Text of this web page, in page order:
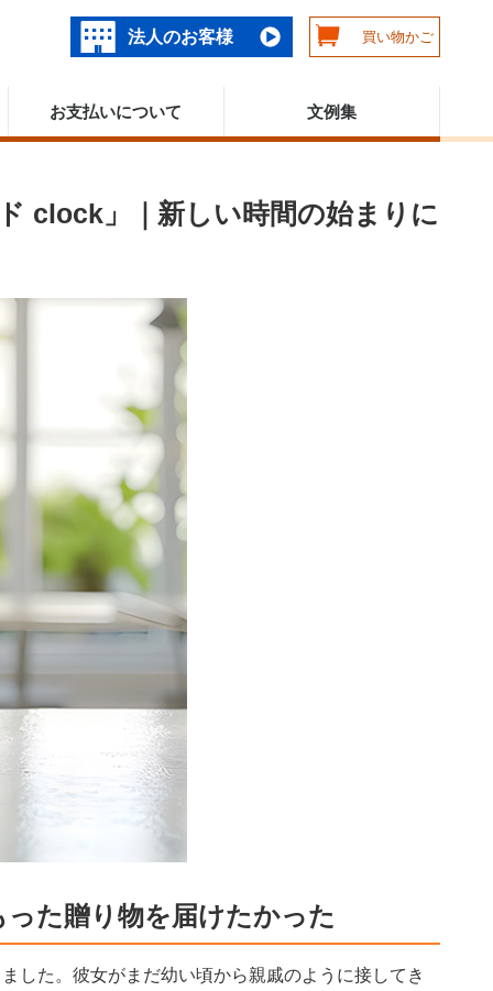
法人のお客様 買い物かご
お支払いについて 文例集
clock」｜新しい時間の始まりに
た贈り物を届けたかった
した。彼女がまだ幼い頃から親戚のように接してき